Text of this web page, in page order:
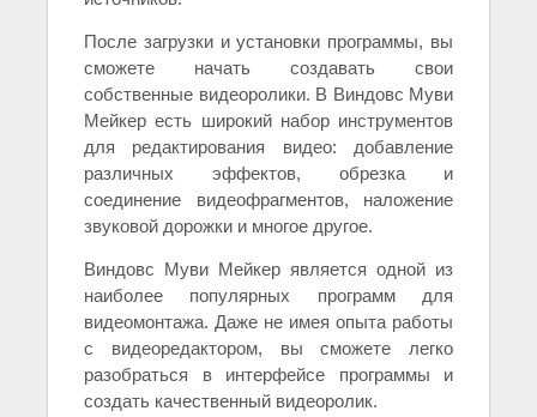
После загрузки и установки программы, вы
сможете начать создавать свои
собственные видеоролики. В Виндовс Муви
Мейкер есть широкий набор инструментов
для редактирования видео: добавление
различных эффектов, обрезка и
соединение видеофрагментов, наложение
звуковой дорожки и многое другое.
Виндовс Муви Мейкер является одной из
наиболее популярных программ для
видеомонтажа. Даже не имея опыта работы
с видеоредактором, вы сможете легко
разобраться в интерфейсе программы и
создать качественный видеоролик.